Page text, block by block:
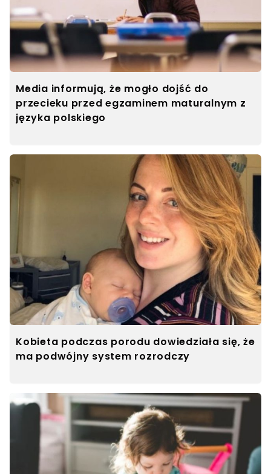
Media informują, że mogło dojść do
przecieku przed egzaminem maturalnym z
języka polskiego
Kobieta podczas porodu dowiedziała się, że
ma podwójny system rozrodczy